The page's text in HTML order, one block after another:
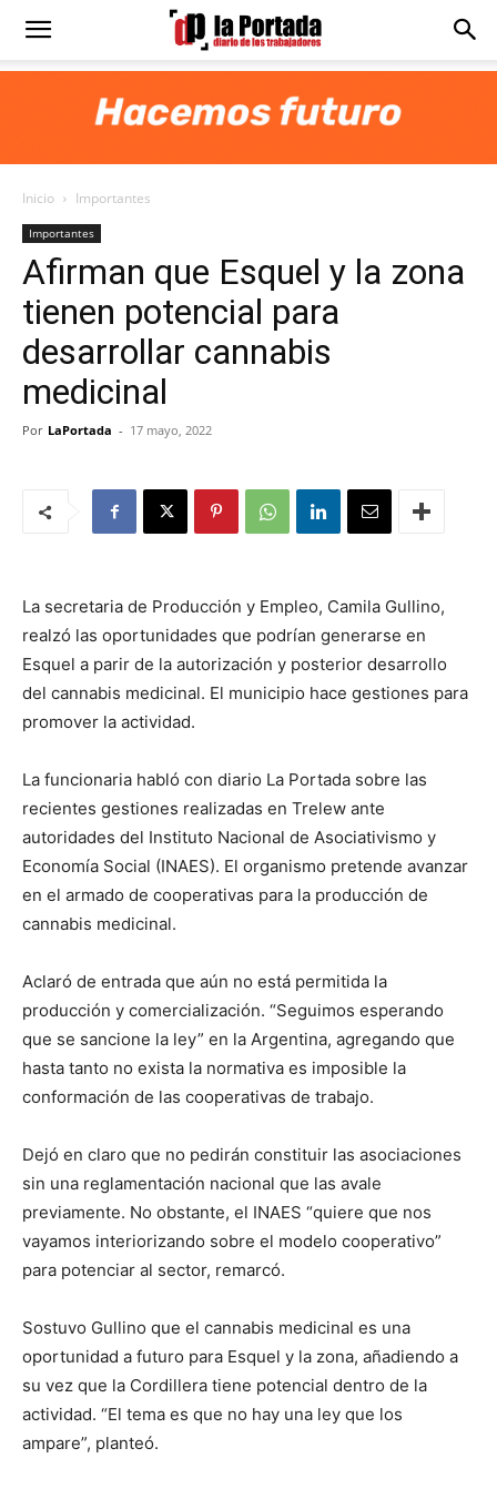
Diario
Portada
Inicio Importantes
Importantes
Afirman que Esquel y la zona
tienen potencial para
desarrollar cannabis
medicinal
Por LaPortada - 17 mayo, 2022
La secretaria de Producción y Empleo, Camila Gullino,
realzó las oportunidades que podrían generarse en
Esquel a parir de la autorización y posterior desarrollo
del cannabis medicinal. El municipio hace gestiones para
promover la actividad.
La funcionaria habló con diario La Portada sobre las
recientes gestiones realizadas en Trelew ante
autoridades del Instituto Nacional de Asociativismo y
Economía Social (INAES). El organismo pretende avanzar
en el armado de cooperativas para la producción de
cannabis medicinal.
Aclaró de entrada que aún no está permitida la
producción y comercialización. “Seguimos esperando
que se sancione la ley” en la Argentina, agregando que
hasta tanto no exista la normativa es imposible la
conformación de las cooperativas de trabajo.
Dejó en claro que no pedirán constituir las asociaciones
sin una reglamentación nacional que las avale
previamente. No obstante, el INAES “quiere que nos
vayamos interiorizando sobre el modelo cooperativo”
para potenciar al sector, remarcó.
Sostuvo Gullino que el cannabis medicinal es una
oportunidad a futuro para Esquel y la zona, añadiendo a
su vez que la Cordillera tiene potencial dentro de la
actividad. “El tema es que no hay una ley que los
ampare”, planteó.